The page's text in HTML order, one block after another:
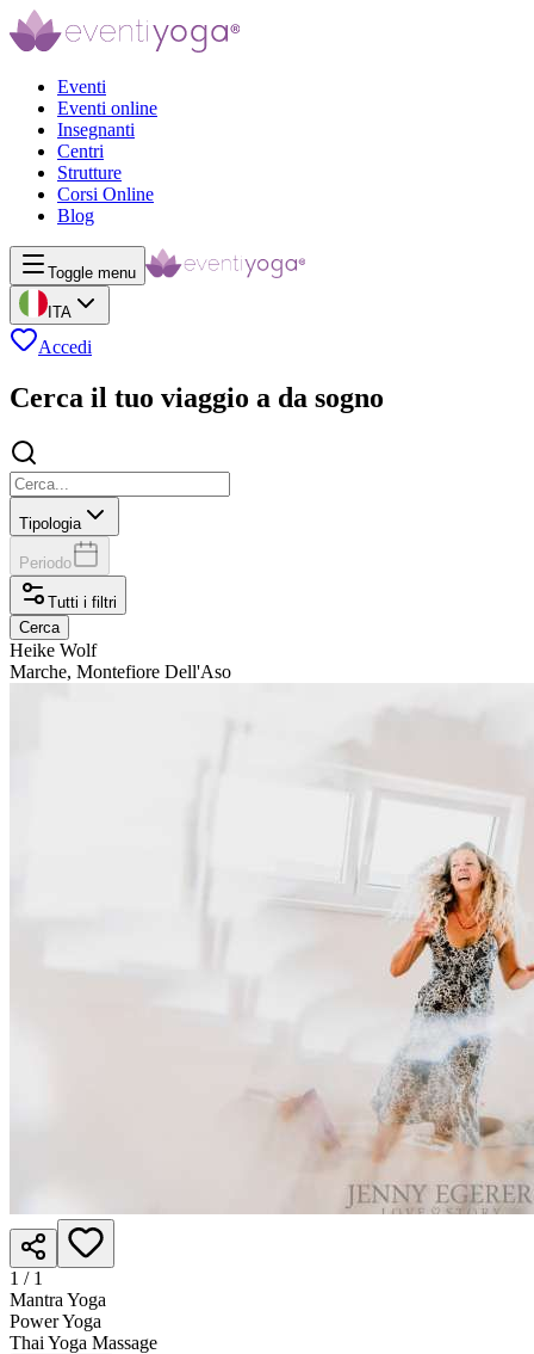
Eventi
Eventi online
Insegnanti
Centri
Strutture
Corsi Online
Blog
Toggle menu
ITA
Accedi
Cerca il tuo viaggio a da sogno
Tipologia
Periodo
Tutti i filtri
Cerca
Heike Wolf
Marche, Montefiore Dell'Aso
1 / 1
Mantra Yoga
Power Yoga
Thai Yoga Massage